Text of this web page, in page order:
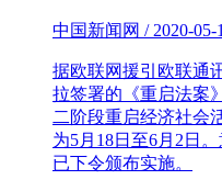
中国新闻网 / 2020-05-
据欧联网援引欧联通
拉签署的《重启法案
二阶段重启经济社会
为5月18日至6月2日
已下令颁布实施。